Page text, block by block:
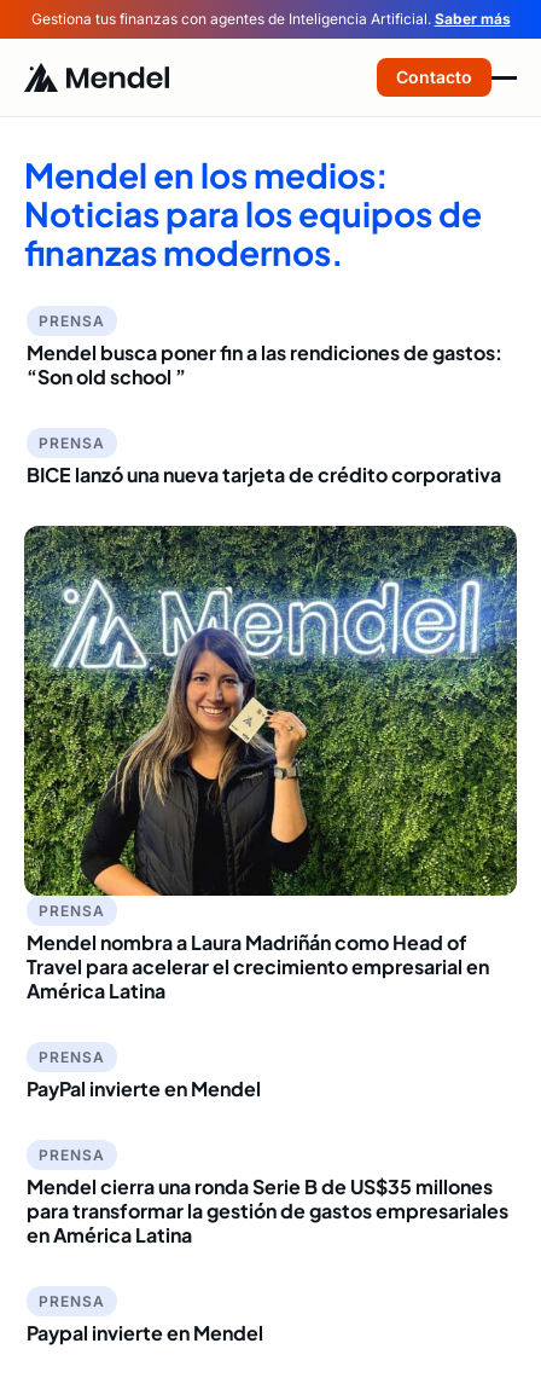
Gestiona tus finanzas con agentes de Inteligencia Artificial. Saber más
Contacto
Mendel en los medios:
Noticias para los equipos de
finanzas modernos.
PRENSA
Mendel busca poner fin a las rendiciones de gastos:
“Son old school ”
PRENSA
BICE lanzó una nueva tarjeta de crédito corporativa
PRENSA
Mendel nombra a Laura Madriñán como Head of
Travel para acelerar el crecimiento empresarial en
América Latina
PRENSA
PayPal invierte en Mendel
PRENSA
Mendel cierra una ronda Serie B de US$35 millones
para transformar la gestión de gastos empresariales
en América Latina
PRENSA
Paypal invierte en Mendel